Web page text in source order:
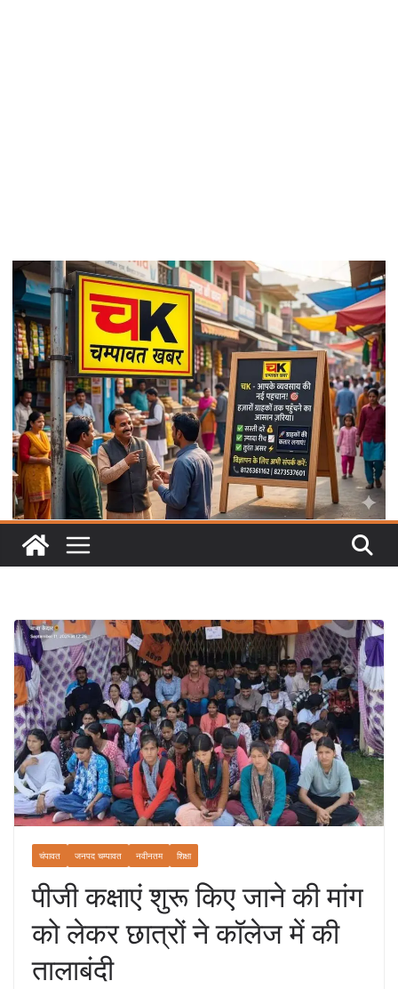
चंपावत जनपद चम्पावत नवीनतम शिक्षा
पीजी कक्षाएं शुरू किए जाने की मांग
को लेकर छात्रों ने कॉलेज में की
तालाबंदी